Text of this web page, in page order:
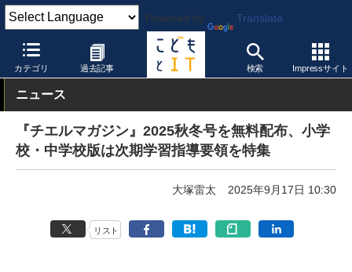
Powered by Translate
カテゴリ 過去記事 検索 Impressサイト
こどもとIT 教育実践・事例
ニュース
『チエルマガジン』2025秋冬号を無料配布、小学
校・中学校版は次期学習指導要領を特集
大塚雷太 2025年9月17日 10:30
リスト